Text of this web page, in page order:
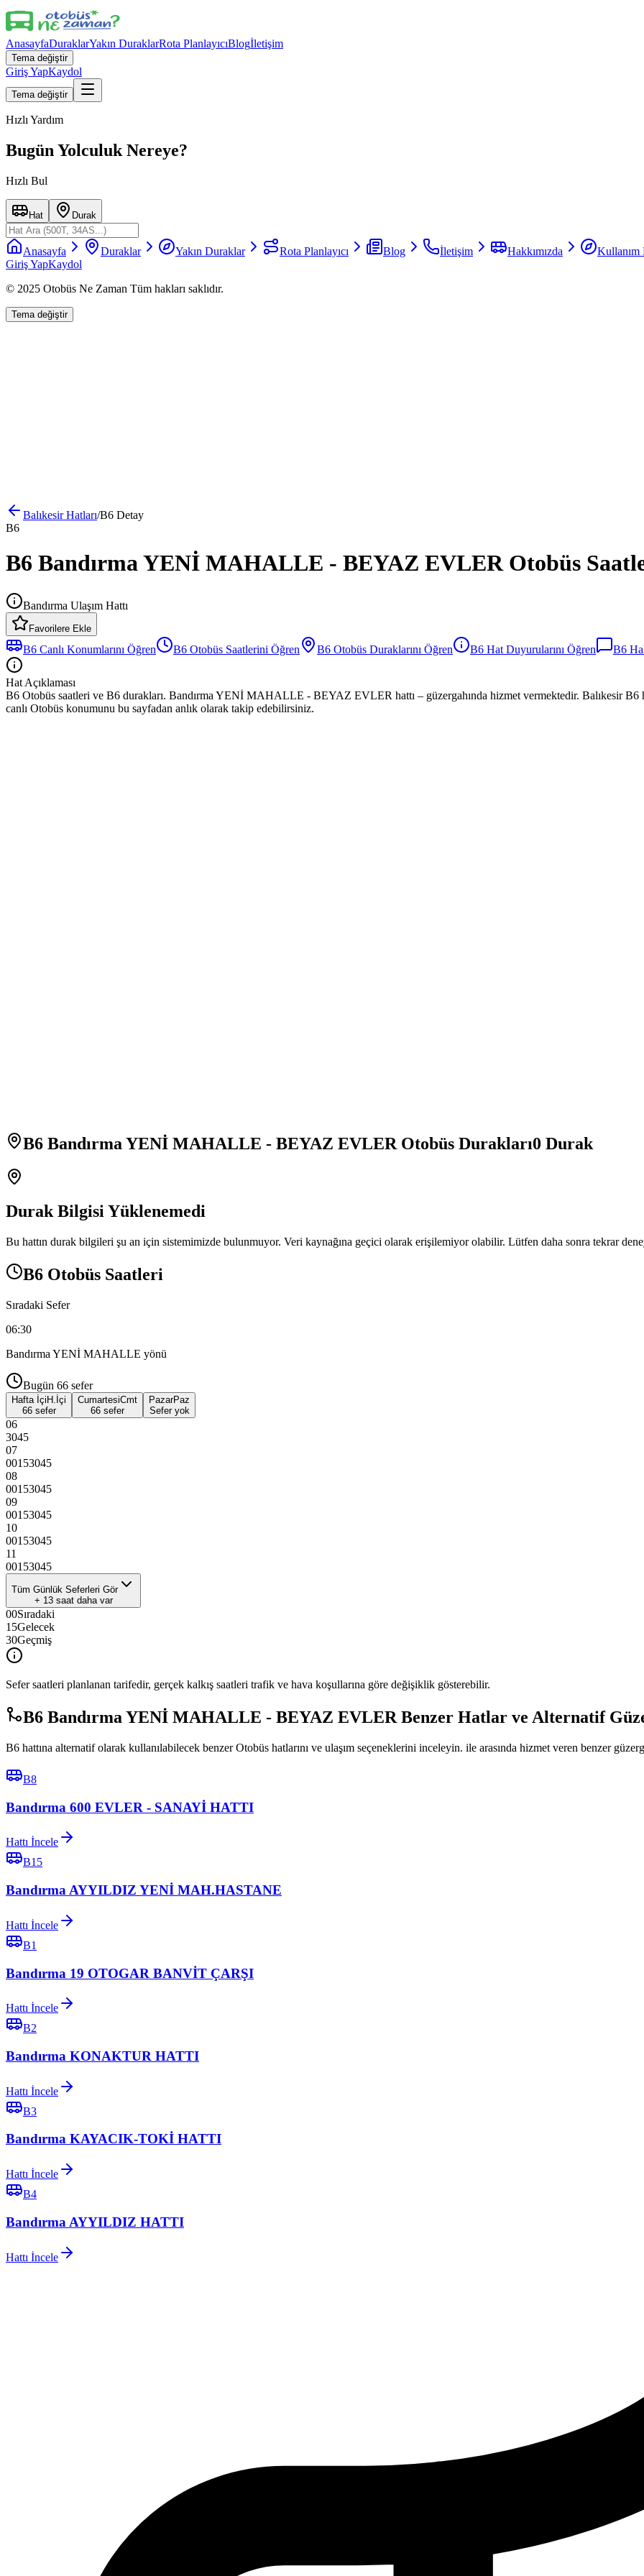
AnasayfaDuraklarYakın DuraklarRota PlanlayıcıBlogİletişim
Tema değiştir
Giriş YapKaydol
Tema değiştir
Hızlı Yardım
Bugün Yolculuk Nereye?
Hızlı Bul
Hat Durak
Anasayfa Duraklar Yakın Duraklar Rota Planlayıcı Blog İletişim Hakkımızda
Kullanım
Giriş YapKaydol
© 2025 Otobüs Ne Zaman Tüm hakları saklıdır.
Tema değiştir
BalıkesirHatları/B6 Detay
B6
B6 Bandırma YENİ MAHALLE - BEYAZ EVLER Otobüs
Bandırma Ulaşım Hattı
Favorilere Ekle
B6 Canlı Konumlarını Öğren B6 Otobüs Saatlerini Öğren B6 Otobüs Duraklarını Öğren B6 Hat Duyurularını Öğren B6
Hat Açıklaması
B6 Otobüs saatleri ve B6 durakları. Bandırma YENİ MAHALLE - BEYAZ EVLER hattı – güzergahında hizmet vermektedir. Balıkesir B6
canlı Otobüs konumunu bu sayfadan anlık olarak takip edebilirsiniz.
B6 Bandırma YENİ MAHALLE - BEYAZ EVLER Otobüs Durakları0 Durak
Durak Bilgisi Yüklenemedi
Bu hattın durak bilgileri şu an için sistemimizde bulunmuyor. Veri kaynağına geçici olarak erişilemiyor olabilir. Lütfen daha sonra tekrar
B6 Otobüs Saatleri
Sıradaki Sefer
06:30
Bandırma YENİ MAHALLE yönü
Bugün 66 sefer
Hafta İçi H.İçi
66 sefer
CumartesiCmt
66 sefer
PazarPaz
Sefer yok
06
3045
07
00153045
08
00153045
09
00153045
10
00153045
11
00153045
Tüm Günlük Seferleri Gör
+ 13saat daha var
00Sıradaki
15Gelecek
30Geçmiş
Sefer saatleri planlanan tarifedir, gerçek kalkış saatleri trafik ve hava koşullarına göre değişiklik gösterebilir.
B6 Bandırma YENİ MAHALLE - BEYAZ EVLER Benzer Hatlar ve Alternatif
B6 hattına alternatif olarak kullanılabilecek benzer Otobüs hatlarını ve ulaşım seçeneklerini inceleyin. ile arasında hizmet veren benzer
B8
Bandırma 600 EVLER - SANAYİ HATTI
Hattı İncele
B15
Bandırma AYYILDIZ YENİ MAH.HASTANE
Hattı İncele
B1
Bandırma 19 OTOGAR BANVİT ÇARŞI
Hattı İncele
B2
Bandırma KONAKTUR HATTI
Hattı İncele
B3
Bandırma KAYACIK-TOKİ HATTI
Hattı İncele
B4
Bandırma AYYILDIZ HATTI
Hattı İncele